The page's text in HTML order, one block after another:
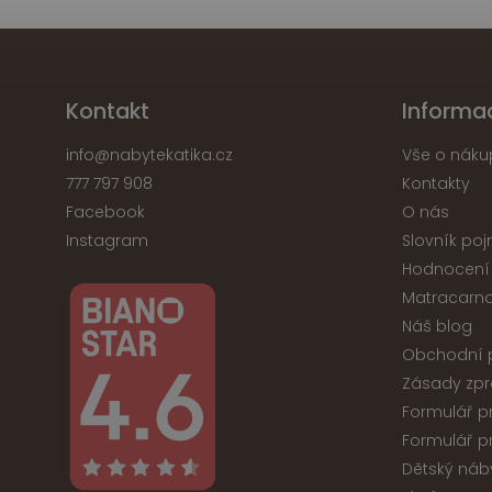
Kontakt
info@nabytekatika.cz
777 797 908
Facebook
Instagram
Vše o
Kontakty
O nás
Slovník
Náš blog
Obchodní
Zásady
Formulář
Formulář
Dětský